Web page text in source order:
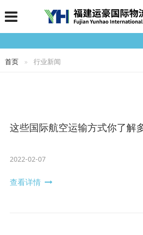
首页 行业新闻
这些国际航空运输方式你了解
2022-02-07
查看详情